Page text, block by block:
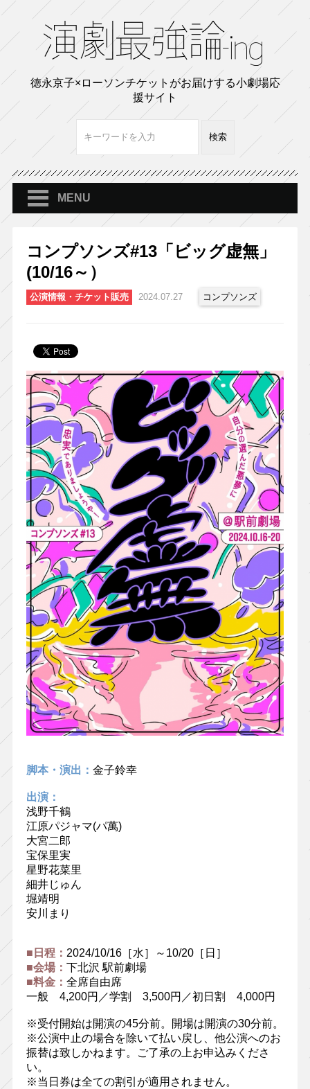
徳永京子×ローソンチケットがお届けする小劇場応
援サイト
MENU
コンプソンズ#13「ビッグ虚無」
(10/16～）
公演情報・チケット販売 2024.07.27 コンプソンズ
脚本・演出： 金子鈴幸
出演：
浅野千鶴
江原パジャマ(パ萬)
大宮二郎
宝保里実
星野花菜里
細井じゅん
堀靖明
安川まり
■日程： 2024/10/16［水］～10/20［日］
■会場： 下北沢 駅前劇場
■料金： 全席自由席
一般 4,200円／学割 3,500円／初日割 4,000円
※受付開始は開演の45分前。開場は開演の30分前。
※公演中止の場合を除いて払い戻し、他公演へのお
振替は致しかねます。ご了承の上お申込みくださ
い。
※当日券は全ての割引が適用されません。